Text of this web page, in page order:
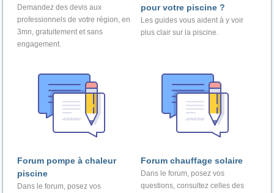
Demandez des devis aux
professionnels de votre région, en
3mn, gratuitement et sans
engagement.
pour votre piscine ?
Les guides vous aident à y voir
plus clair sur la piscine.
Forum pompe à chaleur
piscine
Dans le forum, posez vos
Forum chauffage solaire
Dans le forum, posez vos
questions, consultez celles des